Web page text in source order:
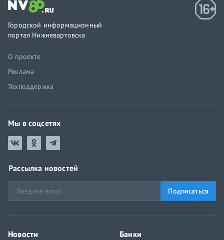
Городской информационный
портал Нижневартовска
О проекте
Реклама
Техподдержка
Мы в соцсетях
Рассылка новостей
Подписаться
Новости Банки